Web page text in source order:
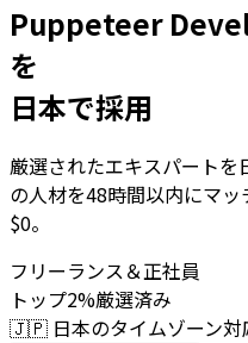
Puppeteer
を
日本で採用
厳選されたエキスパート
の人材を48時間以内にマ
$0。
フリーランス＆正社員
トップ2%厳選済み
🇯🇵 日本のタイムゾーン対